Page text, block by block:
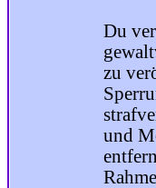
Du
zu
und